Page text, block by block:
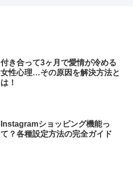
付き合って3ヶ月で愛情が冷める
女性心理…その原因を解決方法と
は！
Instagramショッピング機能っ
て？各種設定方法の完全ガイド